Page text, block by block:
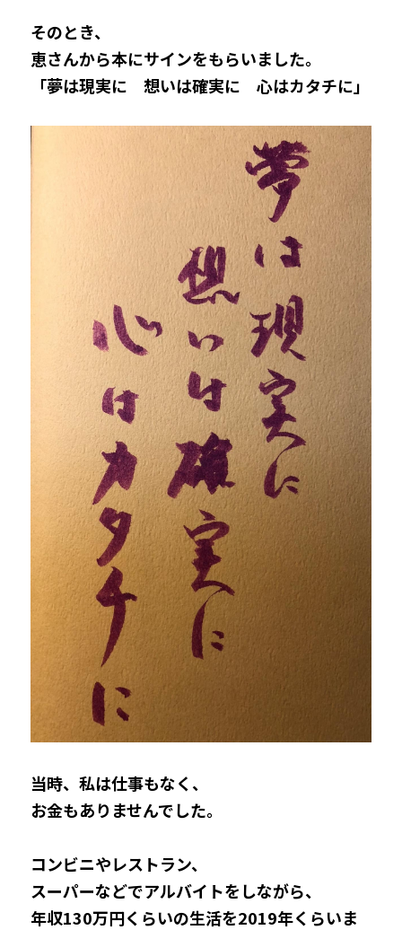
そのとき、
恵さんから本にサインをもらいました。
「夢は現実に　想いは確実に　心はカタチに」
当時、私は仕事もなく、
お金もありませんでした。
コンビニやレストラン、
スーパーなどでアルバイトをしながら、
年収130万円くらいの生活を2019年くらいま